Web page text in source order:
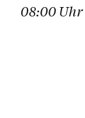
08:00 Uhr